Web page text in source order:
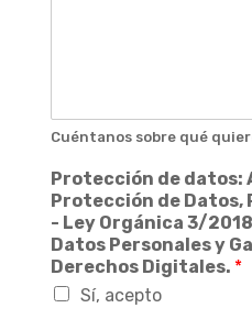
Cuéntanos sobre qué
Protección de datos:
Protección de Datos,
- Ley Orgánica 3/
Datos Personales y
Derechos Digitales. *
Sí, acepto